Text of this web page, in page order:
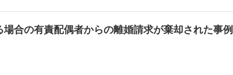
合の有責配偶者からの離婚請求が棄却された事例